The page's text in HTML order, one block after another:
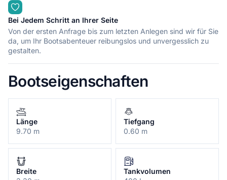
Bei Jedem Schritt an Ihrer Seite
Von der ersten Anfrage bis zum letzten Anlegen sind wir für Sie
da, um Ihr Bootsabenteuer reibungslos und unvergesslich zu
gestalten.
Bootseigenschaften
Länge
9.70 m
Tiefgang
0.60 m
Breite
Tankvolumen